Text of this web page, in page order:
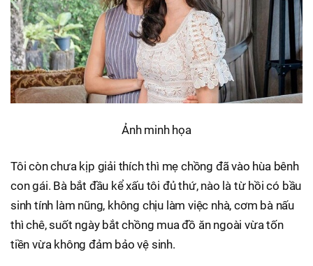
Ảnh minh họa
Tôi còn chưa kịp giải thích thì mẹ chồng đã vào hùa bênh
con gái. Bà bắt đầu kể xấu tôi đủ thứ, nào là từ hồi có bầu
sinh tính làm nũng, không chịu làm việc nhà, cơm bà nấu
thì chê, suốt ngày bắt chồng mua đồ ăn ngoài vừa tốn
tiền vừa không đảm bảo vệ sinh.